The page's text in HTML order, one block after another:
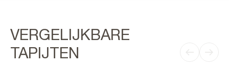
VERGELIJKBARE
TAPIJTEN